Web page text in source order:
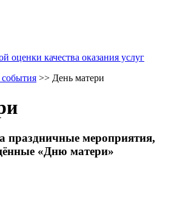
оценки качества оказания услуг
>> День матери
праздничные мероприятия,
«Дню матери»